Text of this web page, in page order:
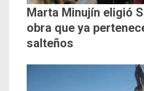
Marta Minujín eligió
obra que ya
salteños